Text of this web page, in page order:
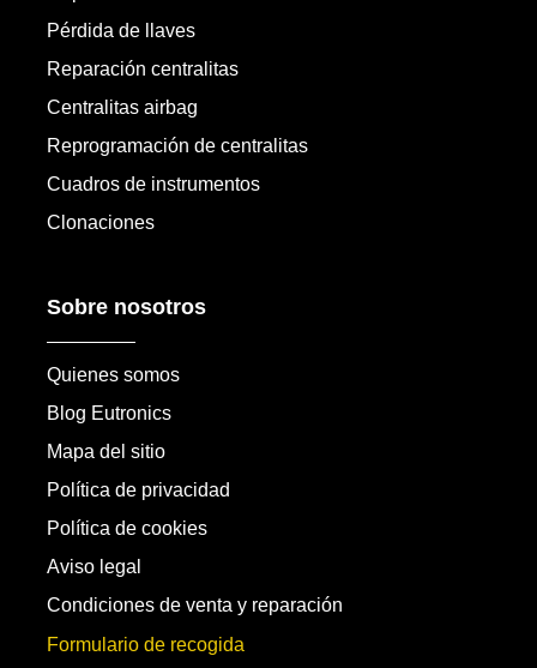
Pérdida de llaves
Reparación centralitas
Centralitas airbag
Reprogramación de centralitas
Cuadros de instrumentos
Clonaciones
Sobre nosotros
Quienes somos
Blog Eutronics
Mapa del sitio
Política de privacidad
Política de cookies
Aviso legal
Condiciones de venta y reparación
Formulario de recogida